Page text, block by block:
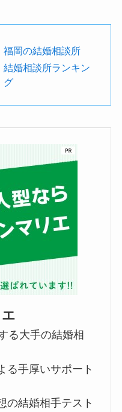
福岡の結婚相談所
結婚相談所ランキン
グ
る大手の結婚相
る手厚いサポート
の結婚相手テスト